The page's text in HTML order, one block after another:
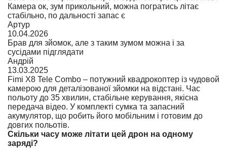
Камера ок, зум прикольний, можна погратись літає
стабільно, по дальності запас є
Артур
10.04.2026
Брав для зйомок, але з таким зумом можна і за
сусідами підглядати
Андрій
13.03.2025
Fimi X8 Tele Combo – потужний квадрокоптер із чудовой
камерою для деталізованої зйомки на відстані. Час
польоту до 35 хвилин, стабільне керування, якісна
передача відео. У комплекті сумка та запасний
акумулятор, що робить його мобільним і готовим до
довгих польотів.
Скільки часу може літати цей дрон на одному
заряді?